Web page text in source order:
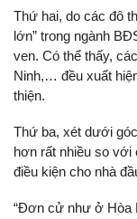
Thứ hai, do các đô
lớn” trong ngành
ven. Có thể thấy,
Ninh,… đều xuất
thiện.
Thứ ba, xét dưới
hơn rất nhiều so với
điều kiện cho nhà
“Đơn cử như ở Hòa